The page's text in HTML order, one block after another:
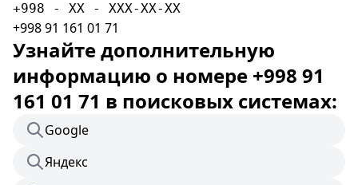
+998 - XX - XXX-XX-XX
+998 91 161 01 71
Узнайте дополнительную
информацию о номере +998 91
161 01 71 в поисковых системах:
Google
Яндекс